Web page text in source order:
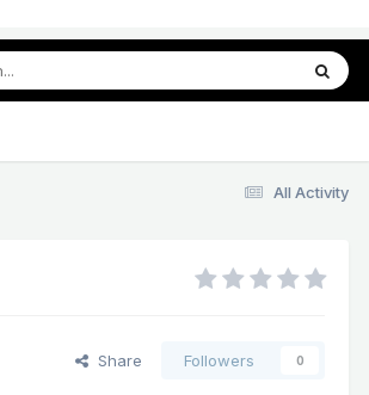
All Activity
Share Followers 0